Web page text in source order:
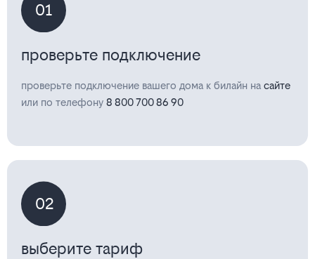
01
проверьте подключение
проверьте подключение вашего дома к билайн на сайте
или по телефону 8 800 700 86 90
02
выберите тариф